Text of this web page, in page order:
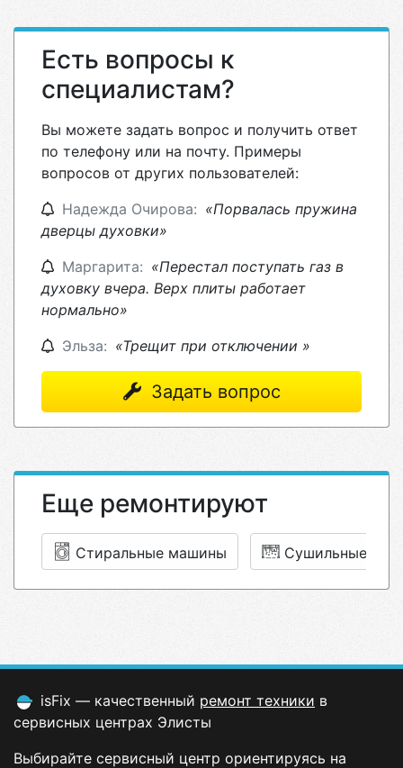
Есть вопросы к
специалистам?
Вы можете задать вопрос и получить ответ
по телефону или на почту. Примеры
вопросов от других пользователей:
Надежда Очирова: «Порвалась пружина
дверцы духовки»
Маргарита: «Перестал поступать газ в
духовку вчера. Верх плиты работает
нормально»
Эльза: «Трещит при отключении »
Задать вопрос
Еще ремонтируют
Стиральные машины Сушильные
isFix — качественный ремонт техники в
сервисных центрах Элисты
Выбирайте сервисный центр ориентируясь на